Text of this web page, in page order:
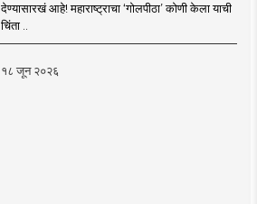
देण्यासारखं आहे! महाराष्ट्राचा ‘गोलपीठा’ कोणी केला याची
चिंता ..
१८ जून २०२६